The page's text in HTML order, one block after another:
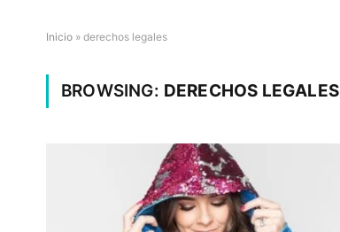
Inicio » derechos legales
BROWSING: DERECHOS LEGALES